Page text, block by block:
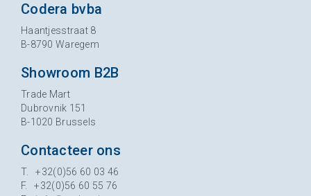
Codera bvba
Haantjesstraat 8
B-8790 Waregem
Showroom B2B
Trade Mart
Dubrovnik 151
B-1020 Brussels
Contacteer ons
T. +32(0)56 60 03 46
F. +32(0)56 60 55 76